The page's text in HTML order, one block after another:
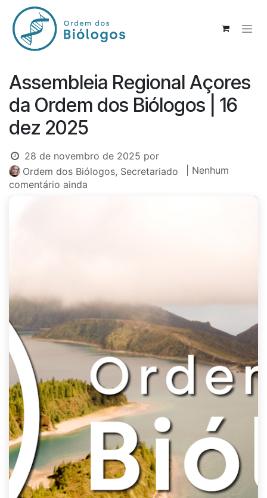
Pular para o conteúdo
Assembleia Regional Açores
da Ordem dos Biólogos | 16
dez 2025
28 de novembro de 2025 por
Ordem dos Biólogos, Secretariado
| Nenhum
comentário ainda